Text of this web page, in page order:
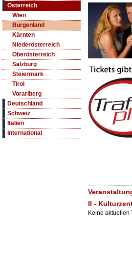
Österreich
Wien
Burgenland
Kärnten
Niederösterreich
Oberösterreich
Salzburg
Steiermark
Tirol
Vorarlberg
Deutschland
Schweiz
Italien
International
II -
Keine aktuellen